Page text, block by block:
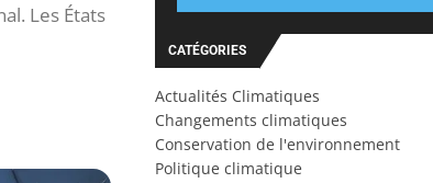
Les États
CATÉGORIES
Actualités Climatiques
Changements climatiques
Conservation de l'environnement
Politique climatique